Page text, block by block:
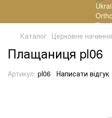
Каталог Церковне начиння
Плащаниця pl06
Артикул: pl06 Написати відгук